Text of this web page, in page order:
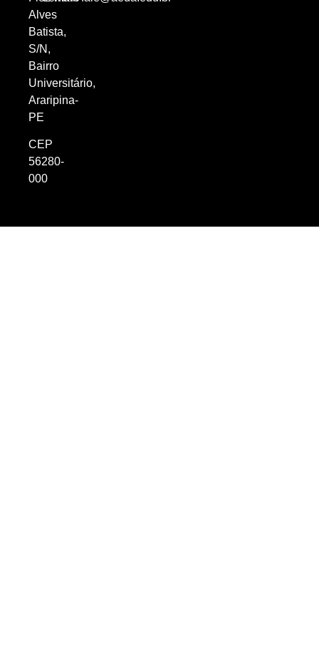
Alves
Batista,
S/N,
Bairro
Universitário,
Araripina-
PE
CEP
56280-
000